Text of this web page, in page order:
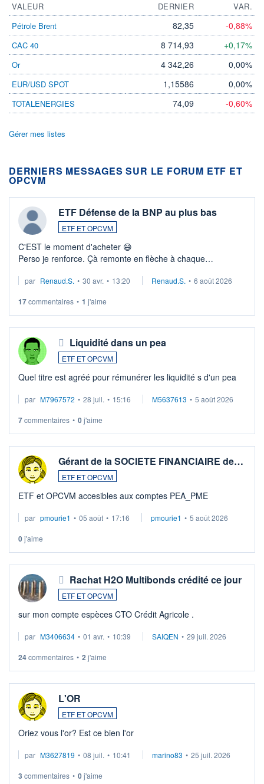
VALEUR DERNIER
VAR.
Pétrole Brent
82,35 -0,88%
CAC 40 8 714,93 +0,17%
Or 4 342,26 0,00%
EUR/USD SPOT 1,15586 0,00%
TOTALENERGIES 74,09 -0,60%
Gérer mes listes
DERNIERS MESSAGES SUR LE FORUM ETF ET
OPCVM
ETF Défense de la BNP au plus bas
ETF ET OPCVM
C'EST le moment d'acheter 😄​
Perso je renforce. Çà remonte en flèche à chaque
Investissement long terme tip top pour sa retraite.
par Renaud.S. • 30 avr. • 13:20 Renaud.S. • 6 août 2026
17commentaires • 1 j'aime
Liquidité dans un pea
ETF ET OPCVM
Quel titre est agréé pour rémunérer les liquidité s d'un pea
par M7967572 • 28 juil. • 15:16 M5637613 • 5 août 2026
7commentaires • 0j'aime
Gérant de la SOCIETE FINANCIAIRE de…
ETF ET OPCVM
ETF et OPCVM accesibles aux comptes PEA_PME
par pmourie1 • 05 août • 17:16 pmourie1 • 5 août 2026
0j'aime
Rachat H2O Multibonds crédité ce jour
ETF ET OPCVM
sur mon compte espèces CTO Crédit Agricole .
par M3406634 • 01 avr. • 10:39 SAIQEN • 29 juil. 2026
24commentaires • 2 j'aime
L'OR
ETF ET OPCVM
Oriez vous l'or? Est ce bien l'or
par M3627819 • 08 juil. • 10:41 marino83 • 25 juil. 2026
3 commentaires • 0j'aime